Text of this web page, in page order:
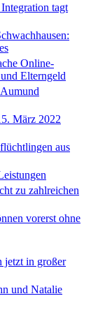
tagt
Online-
Elterngeld
März 2022
aus
zu zahlreichen
vorerst ohne
jetzt in großer
und Natalie